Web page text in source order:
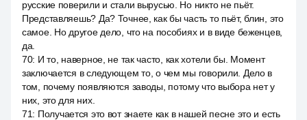
русские поверили и стали вырусью. Но никто не пьёт.
Представляешь? Да? Точнее, как бы часть то пьёт, блин, это
самое. Но другое дело, что на пособиях и в виде беженцев,
да.
70: И то, наверное, не так часто, как хотели бы. Момент
заключается в следующем то, о чем мы говорили. Дело в
том, почему появляются заводы, потому что выбора нет у
них, это для них.
71: Получается это вот знаете как в нашей песне это и есть